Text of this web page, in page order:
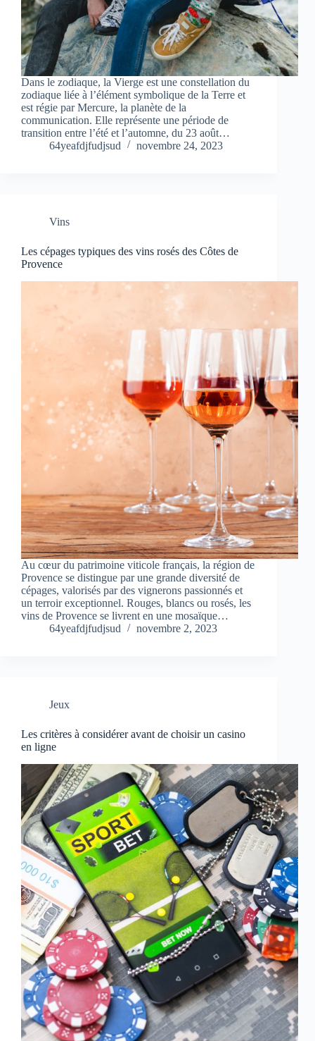
Dans le zodiaque, la Vierge est une constellation du
zodiaque liée à l’élément symbolique de la Terre et
est régie par Mercure, la planète de la
communication. Elle représente une période de
transition entre l’été et l’automne, du 23 août…
64yeafdjfudjsud
novembre 24, 2023
Vins
Les cépages typiques des vins rosés des Côtes de
Provence
Au cœur du patrimoine viticole français, la région de
Provence se distingue par une grande diversité de
cépages, valorisés par des vignerons passionnés et
un terroir exceptionnel. Rouges, blancs ou rosés, les
vins de Provence se livrent en une mosaïque…
64yeafdjfudjsud
novembre 2, 2023
Jeux
Les critères à considérer avant de choisir un casino
en ligne